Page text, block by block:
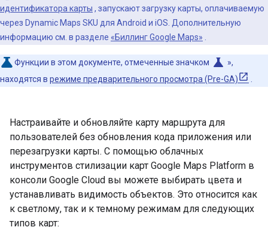
идентификатора карты , запускают загрузку карты, оплачиваемую
через Dynamic Maps SKU для Android и iOS. Дополнительную
информацию см. в разделе «Биллинг Google Maps»
Функции в этом документе, отмеченные значком science »,
находятся в режиме предварительного просмотра (Pre-GA)
Настраивайте и обновляйте карту маршрута для
пользователей без обновления кода приложения или
перезагрузки карты. С помощью облачных
инструментов стилизации карт Google Maps Platform в
консоли Google Cloud вы можете выбирать цвета и
устанавливать видимость объектов. Это относится как
к светлому, так и к темному режимам для следующих
типов карт: